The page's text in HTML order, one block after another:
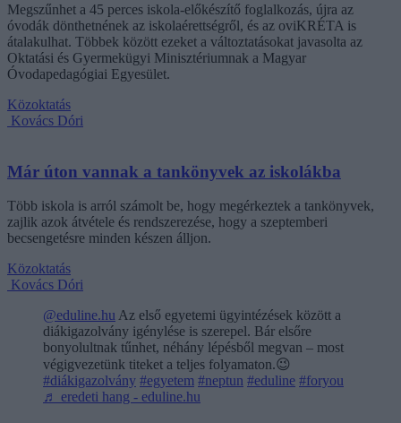
Megszűnhet a 45 perces iskola-előkészítő foglalkozás, újra az
óvodák dönthetnének az iskolaérettségről, és az oviKRÉTA is
átalakulhat. Többek között ezeket a változtatásokat javasolta az
Oktatási és Gyermekügyi Minisztériumnak a Magyar
Óvodapedagógiai Egyesület.
Közoktatás
Kovács Dóri
Már úton vannak a tankönyvek az iskolákba
Több iskola is arról számolt be, hogy megérkeztek a tankönyvek,
zajlik azok átvétele és rendszerezése, hogy a szeptemberi
becsengetésre minden készen álljon.
Közoktatás
Kovács Dóri
@eduline.hu Az első egyetemi ügyintézések között a
diákigazolvány igénylése is szerepel. Bár elsőre
bonyolultnak tűnhet, néhány lépésből megvan – most
végigvezetünk titeket a teljes folyamaton.😉
#diákigazolvány #egyetem #neptun #eduline #foryou
♬ eredeti hang - eduline.hu